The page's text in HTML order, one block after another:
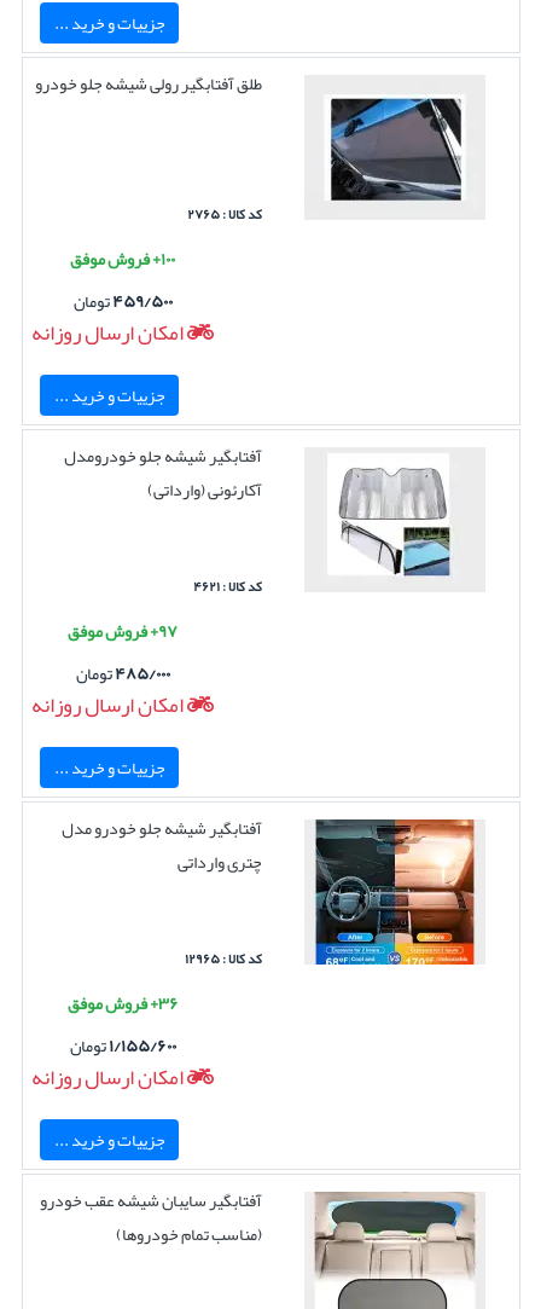
جزییات و خرید ...
طلق آفتابگیر رولی شیشه جلو خودرو
کد کالا : ۲۷۶۵
۱۰۰+ فروش موفق
۴۵۹/۵۰۰تومان
امکان ارسال روزانه
جزییات و خرید ...
آفتابگیر شیشه جلو خودرومدل
آکارئونی (وارداتی)
کد کالا : ۴۶۲۱
۹۷+ فروش موفق
۴۸۵/۰۰۰تومان
امکان ارسال روزانه
جزییات و خرید ...
آفتابگیر شیشه جلو خودرو مدل
چتری وارداتی
کد کالا : ۱۲۹۶۵
۳۶+ فروش موفق
۱/۱۵۵/۶۰۰تومان
امکان ارسال روزانه
جزییات و خرید ...
آفتابگیر سایبان شیشه عقب خودرو
(مناسب تمام خودروها)